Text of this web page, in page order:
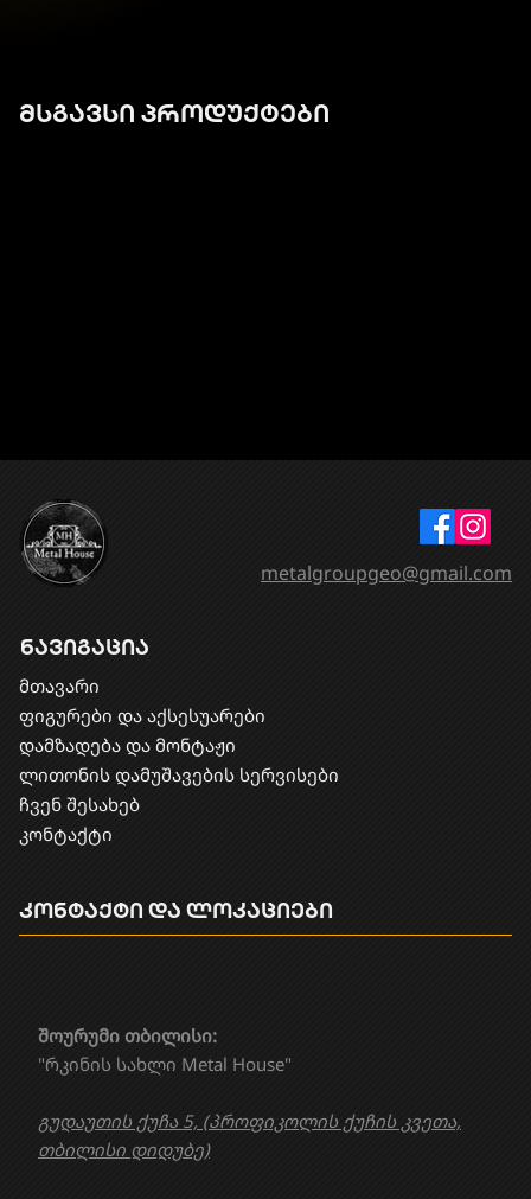
მსგავსი პროდუქტები
ნავიგაცია
მთავარი
ფიგურები და აქსესუარები
დამზადება და მონტაჟი
​ლითონის დამუშავების სერვისები
ჩვენ შესახებ
კონტაქტი
შოურუმი თბილისი:
"რკინის სახლი Metal House"
გუდაუთის ქუჩა 5, (პროფიკოლის ქუჩის კვეთა,
თბილისი დიდუბე)
კონტაქტი და ლოკაციები
metalgroupgeo@gmail.com